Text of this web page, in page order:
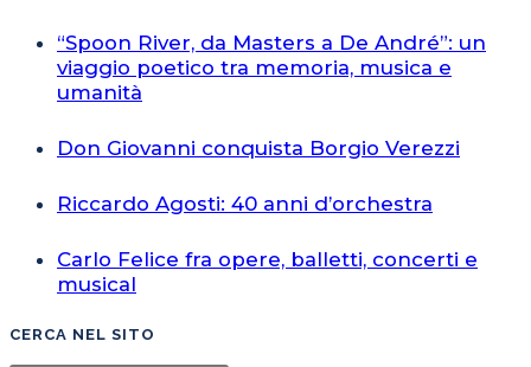
“Spoon River, da Masters a De André”: un
viaggio poetico tra memoria, musica e
umanità
Don Giovanni conquista Borgio Verezzi
Riccardo Agosti: 40 anni d’orchestra
Carlo Felice fra opere, balletti, concerti e
musical
CERCA NEL SITO